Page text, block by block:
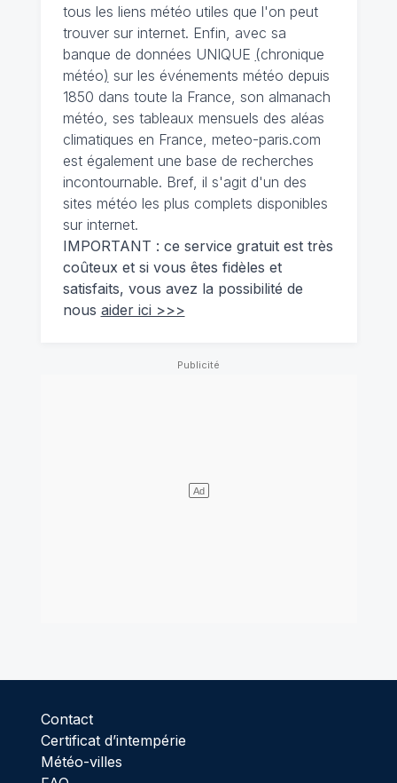
tous les liens météo utiles que l'on peut
trouver sur internet. Enfin, avec sa
banque de données UNIQUE (chronique
météo) sur les événements météo depuis
1850 dans toute la France, son almanach
météo, ses tableaux mensuels des aléas
climatiques en France, meteo-paris.com
est également une base de recherches
incontournable. Bref, il s'agit d'un des
sites météo les plus complets disponibles
sur internet.
IMPORTANT : ce service gratuit est très
coûteux et si vous êtes fidèles et
satisfaits, vous avez la possibilité de
nous aider ici >>>
Contact
Certificat d’intempérie
Météo-villes